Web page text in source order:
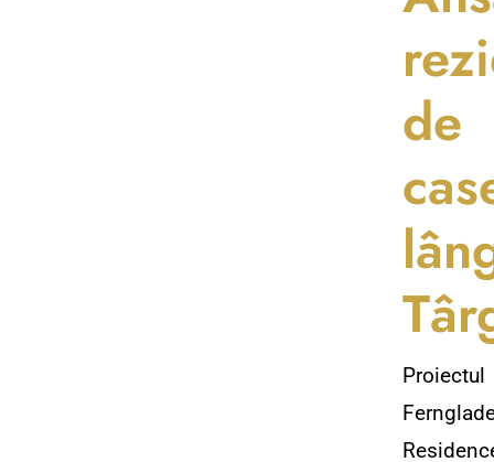
de
Proiectul